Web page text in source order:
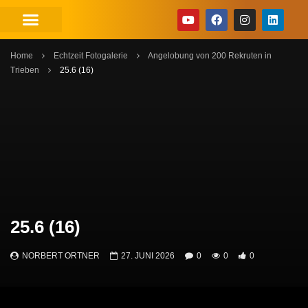
Home Echtzeit Fotogalerie
Angelobung von 200 Rekruten in
Trieben
25.6 (16)
25.6 (16)
NORBERT ORTNER 27. JUNI 2026 0 0 0